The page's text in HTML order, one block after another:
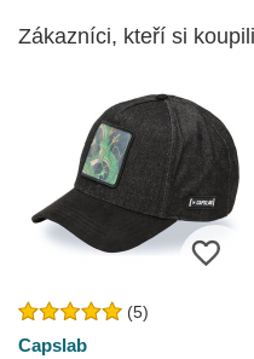
Zákazníci, kteří si
(5)
Capslab